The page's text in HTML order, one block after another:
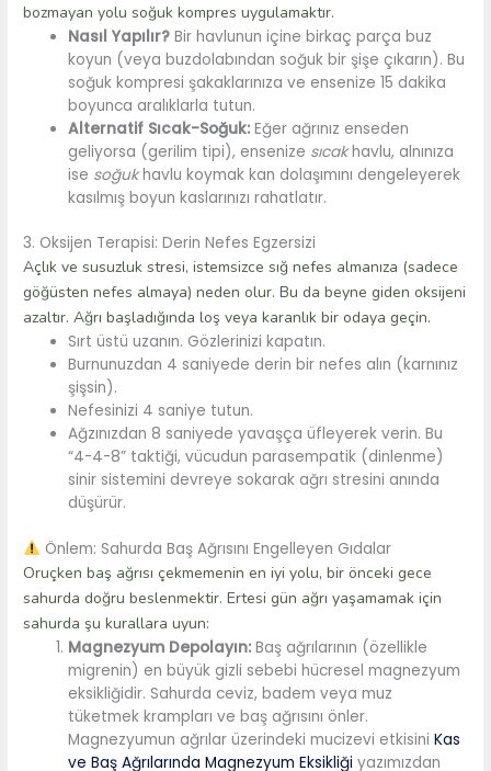
bozmayan yolu soğuk kompres uygulamaktır.
Nasıl Yapılır? Bir havlunun içine birkaç parça buz
koyun (veya buzdolabından soğuk bir şişe çıkarın). Bu
soğuk kompresi şakaklarınıza ve ensenize 15 dakika
boyunca aralıklarla tutun.
Alternatif Sıcak-Soğuk: Eğer ağrınız enseden
geliyorsa (gerilim tipi), ensenize sıcakhavlu, alnınıza
ise soğukhavlu koymak kan dolaşımını dengeleyerek
kasılmış boyun kaslarınızı rahatlatır.
3. Oksijen Terapisi: Derin Nefes Egzersizi
Açlık ve susuzluk stresi, istemsizce sığ nefes almanıza (sadece
göğüsten nefes almaya) neden olur. Bu da beyne giden oksijeni
azaltır. Ağrı başladığında loş veya karanlık bir odaya geçin.
Sırt üstü uzanın. Gözlerinizi kapatın.
Burnunuzdan 4 saniyede derin bir nefes alın (karnınız
şişsin).
Nefesinizi 4 saniye tutun.
Ağzınızdan 8 saniyede yavaşça üfleyerek verin. Bu
“4-4-8” taktiği, vücudun parasempatik (dinlenme)
sinir sistemini devreye sokarak ağrı stresini anında
düşürür.
Önlem: Sahurda Baş Ağrısını Engelleyen Gıdalar
Oruçken baş ağrısı çekmemenin en iyi yolu, bir önceki gece
sahurda doğru beslenmektir. Ertesi gün ağrı yaşamamak için
sahurda şu kurallara uyun:
Magnezyum Depolayın: Baş ağrılarının (özellikle
migrenin) en büyük gizli sebebi hücresel magnezyum
eksikliğidir. Sahurda ceviz, badem veya muz
tüketmek krampları ve baş ağrısını önler.
Magnezyumun ağrılar üzerindeki mucizevi etkisiniKas
ve Baş Ağrılarında Magnezyum Eksikliği yazımızdan